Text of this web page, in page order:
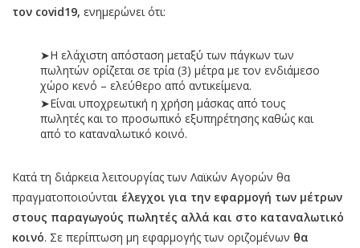
τον covid19, ενημερώνει ότι:
➤Η ελάχιστη απόσταση μεταξύ των πάγκων των
πωλητών ορίζεται σε τρία (3) μέτρα με τον ενδιάμεσο
χώρο κενό – ελεύθερο από αντικείμενα.
➤Είναι υποχρεωτική η χρήση μάσκας από τους
πωλητές και το προσωπικό εξυπηρέτησης καθώς και
από το καταναλωτικό κοινό.
Κατά τη διάρκεια λειτουργίας των Λαϊκών Αγορών θα
πραγματοποιούνται έλεγχοι για την εφαρμογή των μέτρων
στους παραγωγούς πωλητές αλλά και στο καταναλωτικό
κοινό. Σε περίπτωση μη εφαρμογής των οριζομένων θα